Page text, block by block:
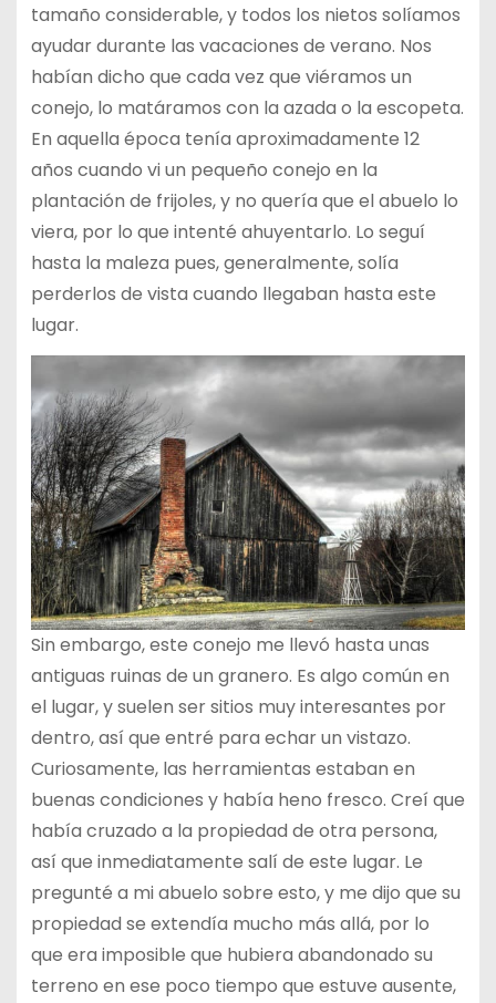
tamaño considerable, y todos los nietos solíamos
ayudar durante las vacaciones de verano. Nos
habían dicho que cada vez que viéramos un
conejo, lo matáramos con la azada o la escopeta.
En aquella época tenía aproximadamente 12
años cuando vi un pequeño conejo en la
plantación de frijoles, y no quería que el abuelo lo
viera, por lo que intenté ahuyentarlo. Lo seguí
hasta la maleza pues, generalmente, solía
perderlos de vista cuando llegaban hasta este
lugar.
Sin embargo, este conejo me llevó hasta unas
antiguas ruinas de un granero. Es algo común en
el lugar, y suelen ser sitios muy interesantes por
dentro, así que entré para echar un vistazo.
Curiosamente, las herramientas estaban en
buenas condiciones y había heno fresco. Creí que
había cruzado a la propiedad de otra persona,
así que inmediatamente salí de este lugar. Le
pregunté a mi abuelo sobre esto, y me dijo que su
propiedad se extendía mucho más allá, por lo
que era imposible que hubiera abandonado su
terreno en ese poco tiempo que estuve ausente,